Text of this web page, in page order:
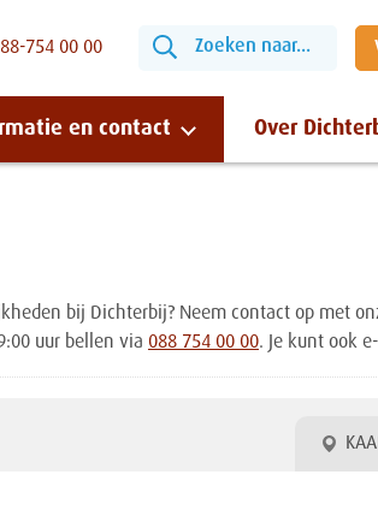
754 00 00 Zoeken naar...
en contact Over
bij Dichterbij? Neem contact op met
uur bellen via 088 754 00 00. Je kunt ook